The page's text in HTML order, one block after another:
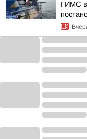
ГИМС